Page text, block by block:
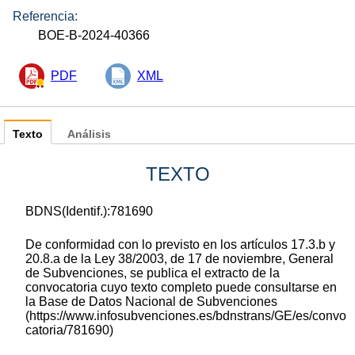
Referencia:
BOE-B-2024-40366
PDF XML
Texto
TEXTO
BDNS(Identif.):781690
De conformidad con lo previsto en los artículos 17.3.b y
20.8.a de la Ley 38/2003, de 17 de noviembre, General
de Subvenciones, se publica el extracto de la
convocatoria cuyo texto completo puede consultarse en
la Base de Datos Nacional de Subvenciones
(https://www.infosubvenciones.es/bdnstrans/GE/es/convo
catoria/781690)
Análisis